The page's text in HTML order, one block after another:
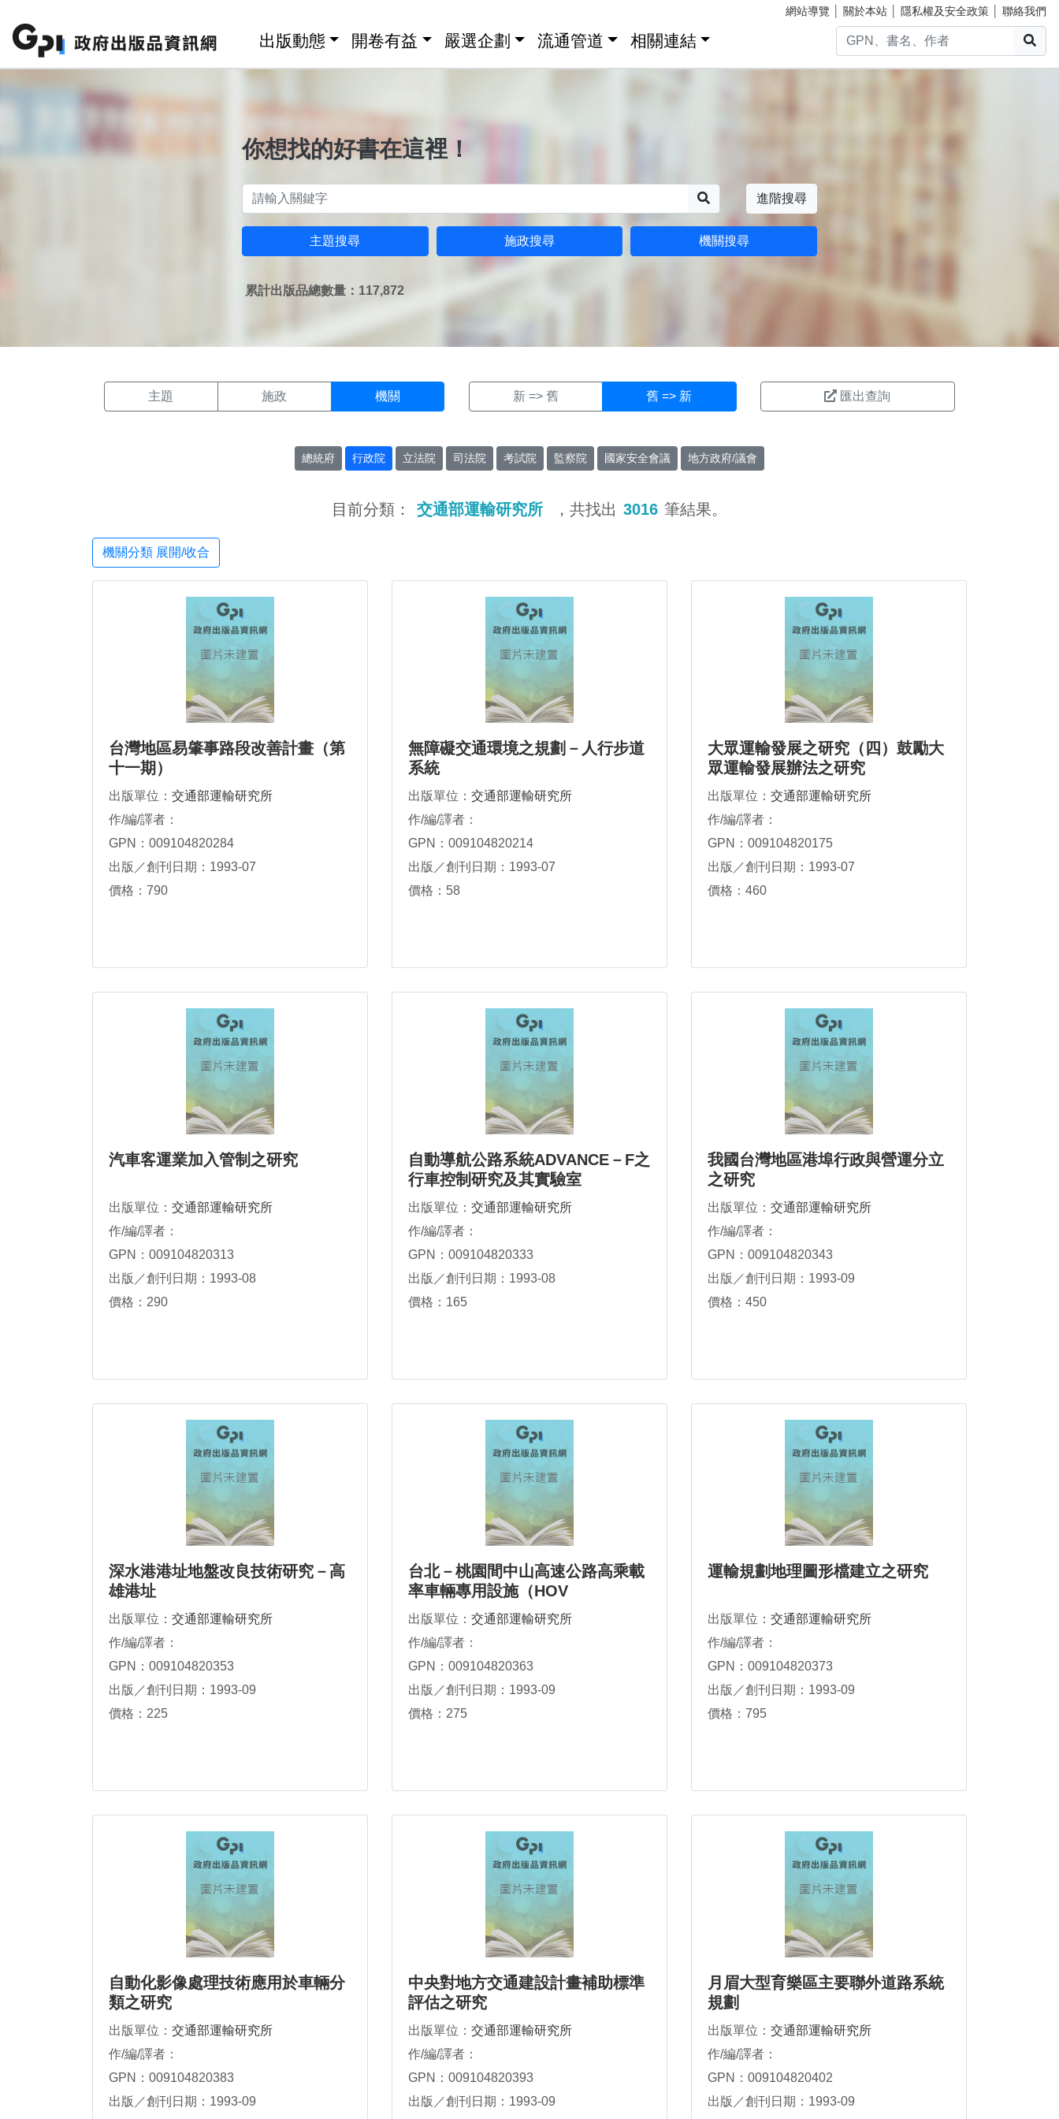
網站導覽 關於本站 隱私權及安全政策 聯絡我們
出版動態 開卷有益 嚴選企劃 流通管道 相關連結
你想找的好書在這裡！
進階搜尋
主題搜尋 施政搜尋 機關搜尋
累計出版品總數量：117,872
主題 施政 機關 新 => 舊 舊 => 新 匯出查詢
總統府 行政院 立法院 司法院 考試院 監察院 國家安全會議 地方政府/議會
目前分類： 交通部運輸研究所 ，共找出 3016 筆結果。
機關分類 展開/收合
台灣地區易肇事路段改善計畫（第
十一期）
出版單位： 交通部運輸研究所
作/編/譯者：
GPN：009104820284
出版／創刊日期：1993-07
價格：790
無障礙交通環境之規劃－人行步道
系統
出版單位： 交通部運輸研究所
作/編/譯者：
GPN：009104820214
出版／創刊日期：1993-07
價格：58
大眾運輸發展之研究（四）鼓勵大
眾運輸發展辦法之研究
出版單位： 交通部運輸研究所
作/編/譯者：
GPN：009104820175
出版／創刊日期：1993-07
價格：460
汽車客運業加入管制之研究
出版單位： 交通部運輸研究所
作/編/譯者：
GPN：009104820313
出版／創刊日期：1993-08
價格：290
自動導航公路系統ADVANCE－F之
行車控制研究及其實驗室
出版單位： 交通部運輸研究所
作/編/譯者：
GPN：009104820333
出版／創刊日期：1993-08
價格：165
我國台灣地區港埠行政與營運分立
之研究
出版單位： 交通部運輸研究所
作/編/譯者：
GPN：009104820343
出版／創刊日期：1993-09
價格：450
深水港港址地盤改良技術研究－高
雄港址
出版單位： 交通部運輸研究所
作/編/譯者：
GPN：009104820353
出版／創刊日期：1993-09
價格：225
台北－桃園間中山高速公路高乘載
率車輛專用設施（HOV
出版單位： 交通部運輸研究所
作/編/譯者：
GPN：009104820363
出版／創刊日期：1993-09
價格：275
運輸規劃地理圖形檔建立之研究
出版單位： 交通部運輸研究所
作/編/譯者：
GPN：009104820373
出版／創刊日期：1993-09
價格：795
自動化影像處理技術應用於車輛分
類之研究
出版單位： 交通部運輸研究所
作/編/譯者：
GPN：009104820383
出版／創刊日期：1993-09
中央對地方交通建設計畫補助標準
評估之研究
出版單位： 交通部運輸研究所
作/編/譯者：
GPN：009104820393
出版／創刊日期：1993-09
月眉大型育樂區主要聯外道路系統
規劃
出版單位： 交通部運輸研究所
作/編/譯者：
GPN：009104820402
出版／創刊日期：1993-09